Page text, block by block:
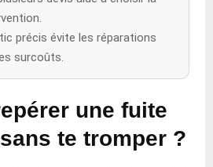
précis évite les réparations
surcoûts.
une fuite
te tromper ?